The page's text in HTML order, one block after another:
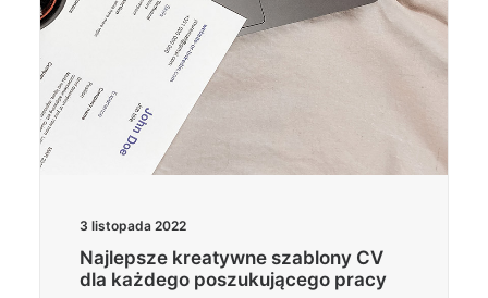
3 listopada 2022
Najlepsze kreatywne szablony CV
dla każdego poszukującego pracy